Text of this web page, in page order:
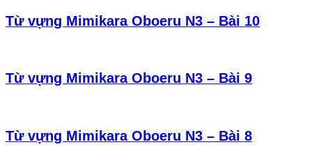
Từ vựng Mimikara Oboeru N3 – Bài 10
Từ vựng Mimikara Oboeru N3 – Bài 9
Từ vựng Mimikara Oboeru N3 – Bài 8